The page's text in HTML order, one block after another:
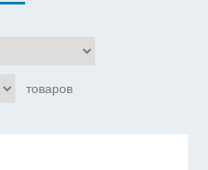
товаров